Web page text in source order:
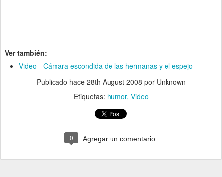
Ver también:
Video - Cámara escondida de las hermanas y el espejo
Publicado hace 28th August 2008 por Unknown
Etiquetas: humor Video
0 Agregar un comentario